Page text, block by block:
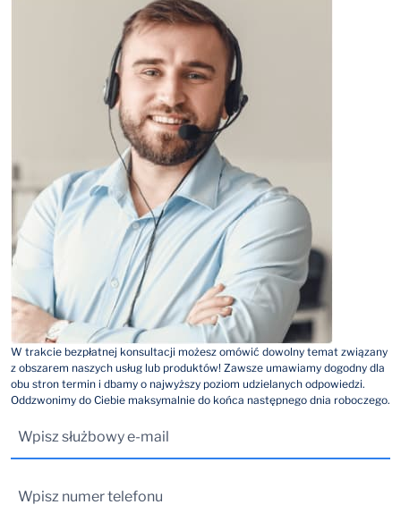
W trakcie bezpłatnej konsultacji możesz omówić dowolny temat związany
z obszarem naszych usług lub produktów! Zawsze umawiamy dogodny dla
obu stron termin i dbamy o najwyższy poziom udzielanych odpowiedzi.
Oddzwonimy do Ciebie maksymalnie do końca następnego dnia roboczego.